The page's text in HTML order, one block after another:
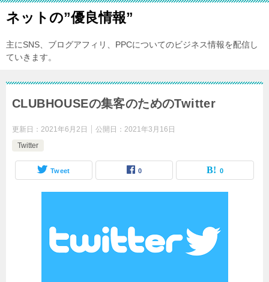
ネットの”優良情報”
主にSNS、ブログアフィリ、PPCについてのビジネス情報を配信し
ていきます。
CLUBHOUSEの集客のためのTwitter
更新日： 2021年6月2日 公開日： 2021年3月16日
Twitter
Tweet 0 0